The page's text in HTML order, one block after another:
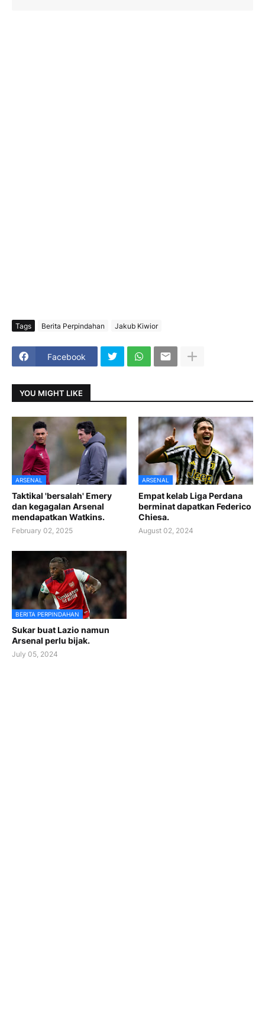
Tags Berita Perpindahan Jakub Kiwior
Facebook
YOU MIGHT LIKE
ARSENAL
Taktikal 'bersalah' Emery
dan kegagalan Arsenal
mendapatkan Watkins.
February 02, 2025
ARSENAL
Empat kelab Liga Perdana
berminat dapatkan Federico
Chiesa.
August 02, 2024
BERITA PERPINDAHAN
Sukar buat Lazio namun
Arsenal perlu bijak.
July 05, 2024